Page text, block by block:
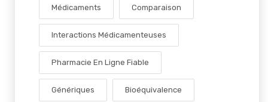
Médicaments Comparaison
Interactions Médicamenteuses
Pharmacie En Ligne Fiable
Génériques Bioéquivalence